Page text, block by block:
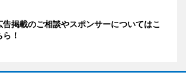
告掲載のご相談やスポンサーについてはこ
ら！